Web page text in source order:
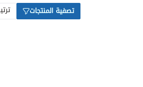
تصفية المنتجات